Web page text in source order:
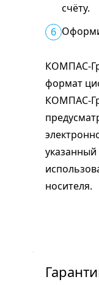
счёту.
6
КОМПАС-
формат
КОМПАС-
указанный
носителя.